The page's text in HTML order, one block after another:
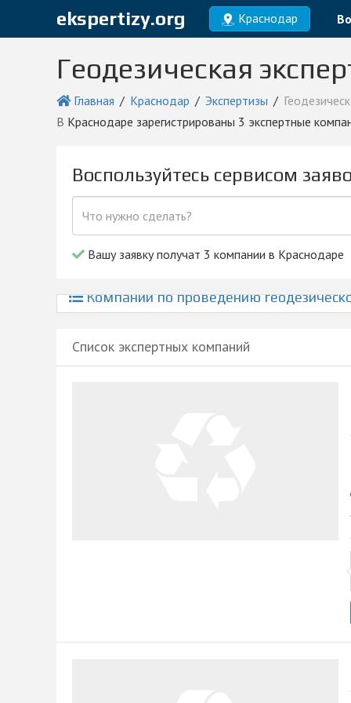
ekspertizy.org Краснодар
Геодезическая
Главная Краснодар Экспертизы
в Краснодаре зарегистрированы 3 экспертные
Воспользуйтесь сервисом
Вашу заявку получат 3 компании в Краснодаре
Компании по проведению
Список экспертных компаний